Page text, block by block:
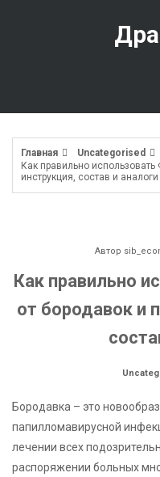
Главная
Uncategorised
Как правильно
инструкция, состав и аналоги
Автор
Как правильно
от бородавок и
Бородавка – это
папилломавирусной
лечении всех
распоряжении больных